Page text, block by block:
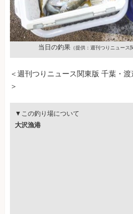
当日の釣果（提供：週刊つりニュース
＜週刊つりニュース関東版 千葉・
＞
▼この釣り場について
大沢漁港